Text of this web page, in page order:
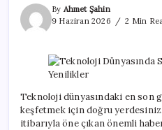
By Ahmet Şahin
9 Haziran 2026
2 Min
Teknoloji dünyasındaki en son
keşfetmek için doğru
itibarıyla öne çıkan önemli